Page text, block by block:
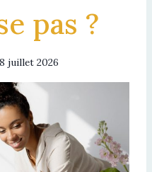
pas ?
8 juillet 2026